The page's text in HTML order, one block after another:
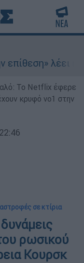
λέει η
Το Netflix έφερε
κρυφό νο1 στην
σε κτίρια
ρωσικού
Κουρσκ